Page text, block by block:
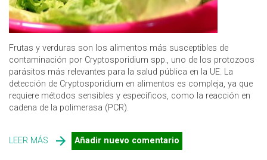
Frutas y verduras son los alimentos más susceptibles de
contaminación por Cryptosporidium spp., uno de los protozoos
parásitos más relevantes para la salud pública en la UE. La
detección de Cryptosporidium en alimentos es compleja, ya que
requiere métodos sensibles y específicos, como la reacción en
cadena de la polimerasa (PCR).
LEER MÁS SOBRE PARÁSITOS Y SEGURIDAD ALIMENTARIA: LA
DIFICULTAD DE CONTROLAR CRYPTOSPORIDIUM EN
Añadir nuevo comentario